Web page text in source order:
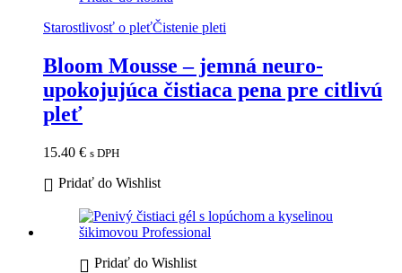
Starostlivosť o pleťČistenie pleti
Bloom Mousse – jemná neuro-
upokojujúca čistiaca pena pre citlivú
pleť
15.40 € s DPH
Pridať do Wishlist
Pridať do Wishlist